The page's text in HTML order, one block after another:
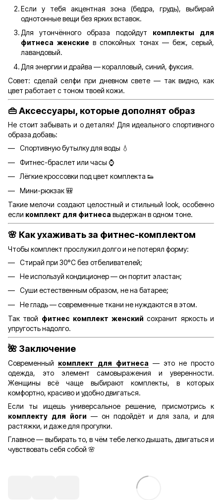
Если у тебя акцентная зона (бедра, грудь), выбирай
однотонные вещи без ярких вставок.
Для утончённого образа подойдут комплекты для
фитнеса женские в спокойных тонах — беж, серый,
лавандовый.
Для энергии и драйва — коралловый, синий, фуксия.
Совет: сделай селфи при дневном свете — так видно, как
цвет работает с тоном твоей кожи.
👜Аксессуары, которые дополнят образ
Не стоит забывать и о деталях! Для идеального спортивного
образа добавь:
Спортивную бутылку для воды 💧
Фитнес-браслет или часы ⌚
Лёгкие кроссовки под цвет комплекта 👟
Мини-рюкзак 🎒
Такие мелочи создают целостный и стильный look, особенно
если комплект для фитнеса выдержан в одном тоне.
🌸 Как ухаживать за фитнес-комплектом
Чтобы комплект прослужил долго и не потерял форму:
Стирай при 30°C без отбеливателей;
Не используй кондиционер — он портит эластан;
Суши естественным образом, не на батарее;
Не гладь — современные ткани не нуждаются в этом.
Так твой фитнес комплект женский сохранит яркость и
упругость надолго.
🌺 Заключение
Современный комплект для фитнеса — это не просто
одежда, это элемент самовыражения и уверенности.
Женщины всё чаще выбирают комплекты, в которых
комфортно, красиво и удобно двигаться.
Если ты ищешь универсальное решение, присмотрись к
комплекту для йоги — он подойдёт и для зала, и для
растяжки, и даже для прогулки.
Главное — выбирать то, в чём тебе легко дышать, двигаться и
чувствовать себя собой 🌸